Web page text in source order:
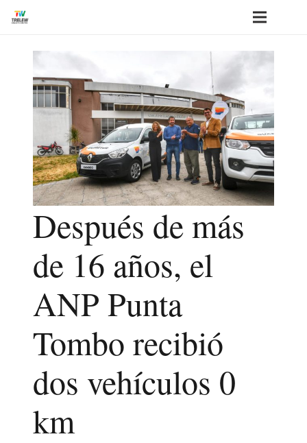
Después de más
de 16 años, el
ANP Punta
Tombo recibió
dos vehículos 0
km